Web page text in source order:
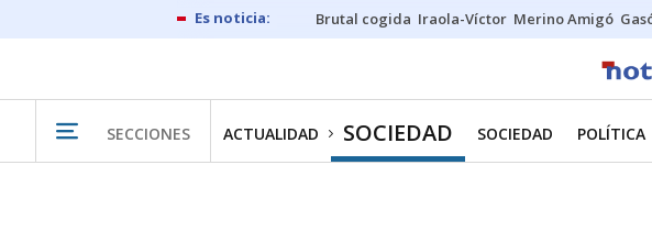
Brutal cogida Iraola-Víctor Merino Amigó
SECCIONES ACTUALIDAD SOCIEDAD SOCIEDAD POLÍTICA